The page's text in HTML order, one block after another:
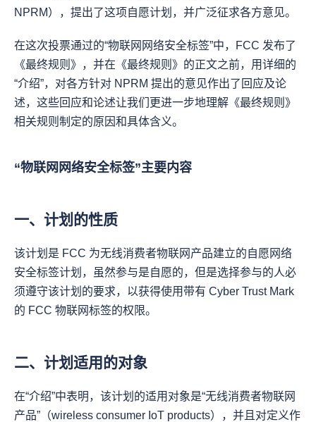
NPRM），提出了这项自愿计划，并广泛征求各方意见。
在这次投票通过的“物联网网络安全标签”中，FCC 发布了
《最终规则》，并在《最终规则》的正文之前，用详细的
“介绍”，对各方针对 NPRM 提出的意见作出了回应及论
述，这些回应和论述让我们更进一步地理解《最终规则》
相关规则制定的原因和具体含义。
“物联网网络安全标签”主要内容
一、计划的性质
该计划是 FCC 为无线消费者物联网产品建立的自愿网络
安全标签计划，虽然参与是自愿的，但是选择参与的人必
须遵守该计划的要求，以获得使用带有 Cyber Trust Mark
的 FCC 物联网标签的权限。
二、计划适用的对象
在“介绍”中表明，该计划的适用对象是“无线消费者物联网
产品”（wireless consumer IoT products），并且对定义作